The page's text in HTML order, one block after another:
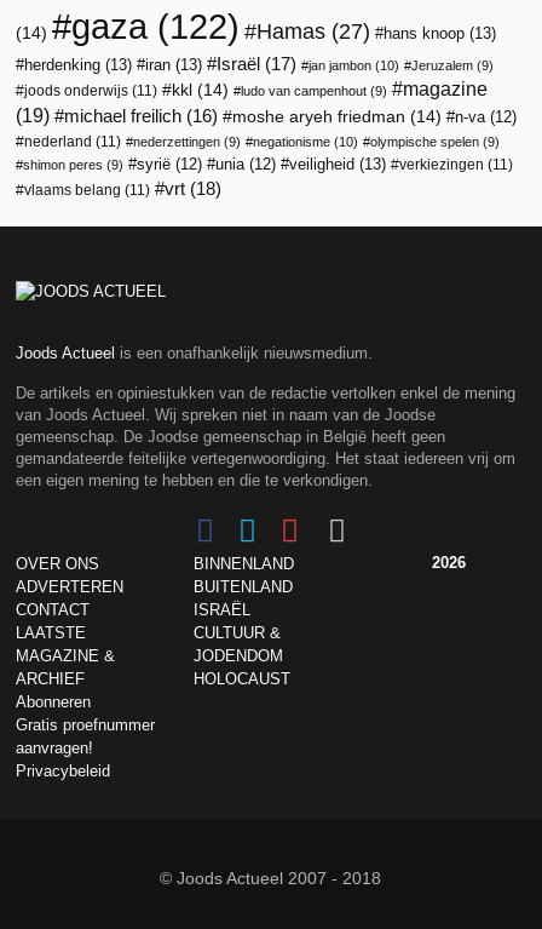
(14) gaza (122) Hamas (27) hans knoop (13)
herdenking (13) iran (13) Israël (17) jan jambon (10) Jeruzalem (9)
joods onderwijs (11) kkl (14) ludo van campenhout (9)
magazine
(19)
michael freilich (16) moshe aryeh friedman (14) n-va (12)
nederland (11) nederzettingen (9) negationisme (10) olympische spelen (9)
shimon peres (9) syrië (12) unia (12) veiligheid (13) verkiezingen (11)
vlaams belang (11) vrt (18)
Joods Actueel is een onafhankelijk nieuwsmedium.
De artikels en opiniestukken van de redactie vertolken enkel de mening
van Joods Actueel. Wij spreken niet in naam van de Joodse
gemeenschap. De Joodse gemeenschap in België heeft geen
gemandateerde feitelijke vertegenwoordiging. Het staat iedereen vrij om
een eigen mening te hebben en die te verkondigen.
OVER ONS
ADVERTEREN
CONTACT
LAATSTE
MAGAZINE &
ARCHIEF
Abonneren
Gratis proefnummer
aanvragen!
Privacybeleid
BINNENLAND
BUITENLAND
ISRAËL
CULTUUR &
JODENDOM
HOLOCAUST
2026
© Joods Actueel 2007 - 2018